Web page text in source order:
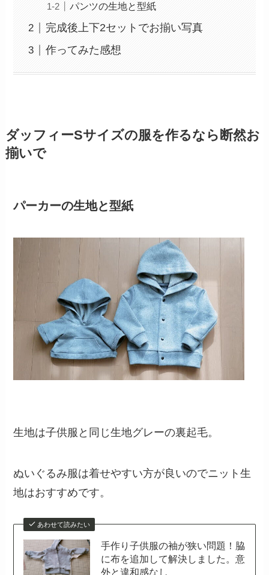
パンツの生地と型紙
完成後上下2セットでお揃い写真
作ってみた感想
ダッフィーSサイズの服を作るなら断然お
揃いで
パーカーの生地と型紙
生地は子供服と同じ生地グレーの裏起毛。
ぬいぐるみ服は着せやすい方が良いのでニット生
地はおすすめです。
あわせて読みたい
手作り子供服の袖が狭い問題！脇
に布を追加して解決しました。意
外と違和感なし